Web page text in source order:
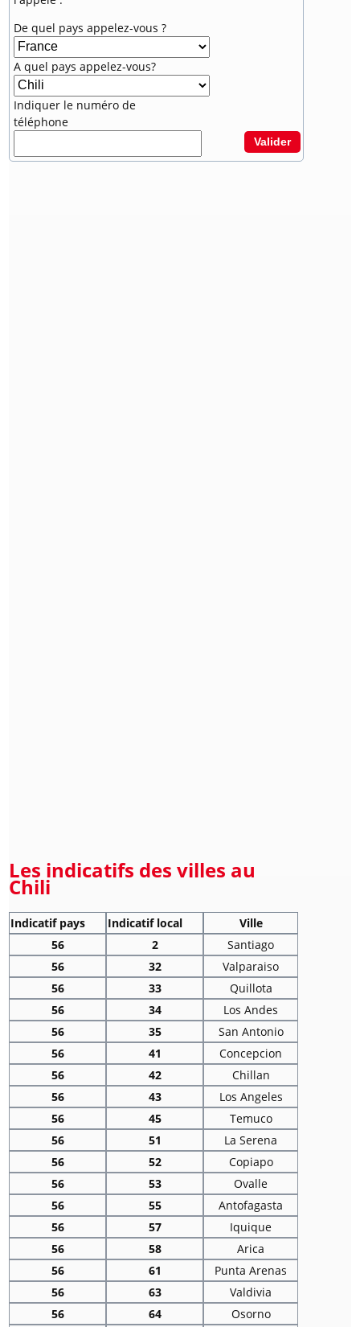
De quel pays appelez-vous ?
A quel pays appelez-vous?
Indiquer le numéro de
téléphone
Valider
Les indicatifs des villes au
Chili
Indicatif pays Indicatif local
Ville
56
2
Santiago
56
32
Valparaiso
56
33
Quillota
56
34
Los Andes
56
35
San Antonio
56
41
Concepcion
56
42
Chillan
56
43
Los Angeles
56
45
Temuco
56
51
La Serena
56
52
Copiapo
56
53
Ovalle
56
55
Antofagasta
56
57
Iquique
56
58
Arica
56
61
Punta Arenas
56
63
Valdivia
56
64
Osorno